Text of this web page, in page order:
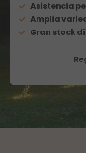
Asistencia
Amplia
Gran stock